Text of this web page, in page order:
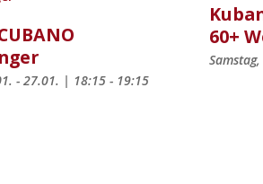
- 27.01. | 18:15 - 19:15
60+